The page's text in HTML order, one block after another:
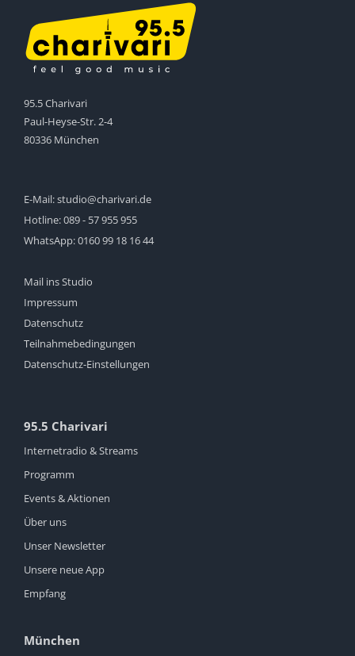
95.5 Charivari
Paul-Heyse-Str. 2-4
80336 München
E-Mail:studio@charivari.de
Hotline:089 - 57 955 955
WhatsApp:0160 99 18 16 44
Mail ins Studio
Impressum
Datenschutz
Teilnahmebedingungen
Datenschutz-Einstellungen
95.5 Charivari
Internetradio & Streams
Programm
Events & Aktionen
Über uns
Unser Newsletter
Unsere neue App
Empfang
München